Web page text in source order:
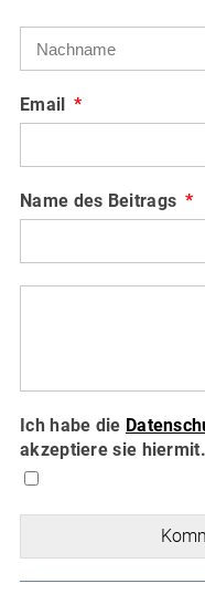
Email
Name des Beitrags
Ich habe die
akzeptiere sie hiermit.